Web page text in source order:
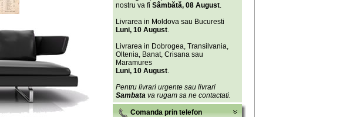
nostru va fi Sâmbătă, 08 August.
Livrarea in Moldova sau Bucuresti
Luni, 10 August.
Livrarea in Dobrogea, Transilvania,
Oltenia, Banat, Crisana sau
Maramures
Luni, 10 August.
Pentru livrari urgente sau livrari
Sambata va rugam sa ne contactati.
Comanda prin telefon